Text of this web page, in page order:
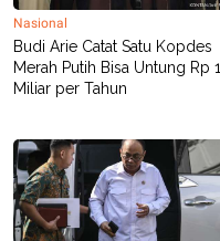
Nasional
Budi Arie Catat Satu Kopdes
Merah Putih Bisa Untung Rp 1
Miliar per Tahun